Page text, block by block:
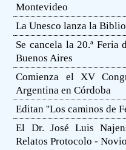
Montevideo
La Unesco lanza la
Se cancela la 20.ª
Buenos Aires
Comienza el XV
Argentina en Córdoba
Editan ''Los caminos de
El Dr. José Luis
Relatos Protocolo -